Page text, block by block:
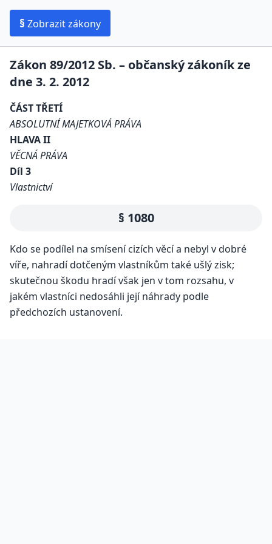
§ Zobrazit zákony
Zákon 89/2012 Sb. – občanský zákoník ze
dne 3. 2. 2012
ČÁST TŘETÍ
ABSOLUTNÍ MAJETKOVÁ PRÁVA
HLAVA II
VĚCNÁ PRÁVA
Díl 3
Vlastnictví
§ 1080
Kdo se podílel na smísení cizích věcí a nebyl v dobré
víře, nahradí dotčeným vlastníkům také ušlý zisk;
skutečnou škodu hradí však jen v tom rozsahu, v
jakém vlastníci nedosáhli její náhrady podle
předchozích ustanovení.